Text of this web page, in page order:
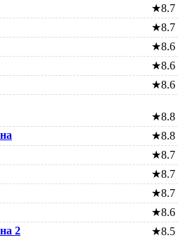
★8.7
★8.7
★8.6
★8.6
★8.6
★8.8
★8.8
★8.7
★8.7
★8.7
★8.6
2 ★8.5